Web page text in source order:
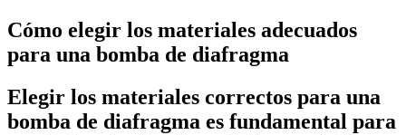
Cómo elegir los materiales adecuados
para una bomba de diafragma
Elegir los materiales correctos para una
bomba de diafragma es fundamental para